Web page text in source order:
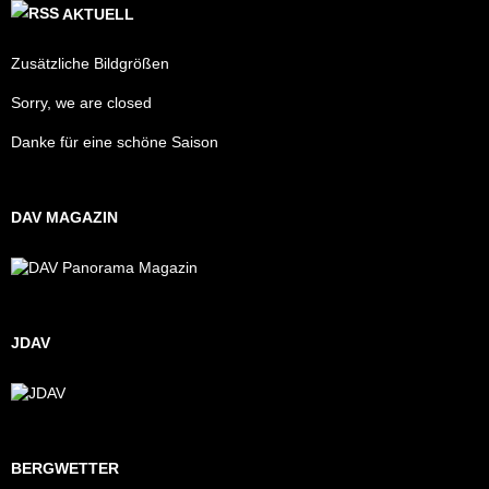
AKTUELL
Zusätzliche Bildgrößen
Sorry, we are closed
Danke für eine schöne Saison
DAV MAGAZIN
JDAV
BERGWETTER